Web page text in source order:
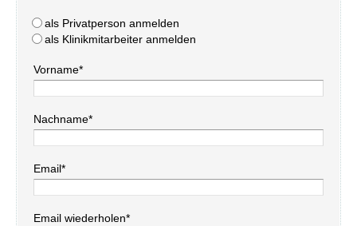
als Privatperson anmelden
als Klinikmitarbeiter anmelden
Vorname*
Nachname*
Email*
Email wiederholen*